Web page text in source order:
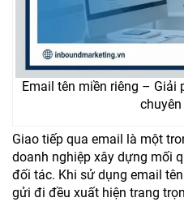
Email tên miền riêng – Giải
Giao tiếp qua email là một
doanh nghiệp xây dựng mối
đối tác. Khi sử dụng email
gửi đi đều xuất hiện trang